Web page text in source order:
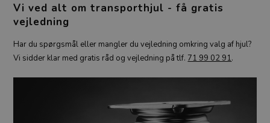
Vi ved alt om transporthjul - få gratis
vejledning
Har du spørgsmål eller mangler du vejledning omkring valg af hjul?
Vi sidder klar med gratis råd og vejledning på tlf. 71 99 02 91.